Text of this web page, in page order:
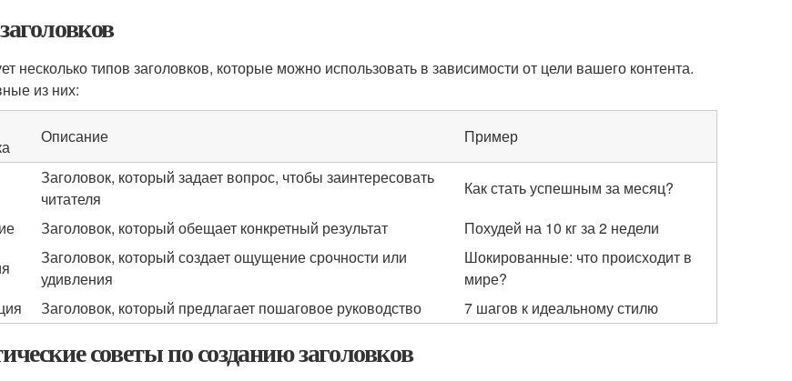
несколько типов заголовков, которые можно использовать в зависимости от цели вашего контента.
из них:
Описание Пример
Заголовок, который задает вопрос, чтобы заинтересовать
читателя
Как стать успешным за месяц?
Заголовок, который обещает конкретный результат
Похудей на 10 кг за 2 недели
Заголовок, который создает ощущение срочности или
удивления
Шокированные: что происходит в
мире?
Заголовок, который предлагает пошаговое руководство 7 шагов к идеальному стилю
советы по созданию заголовков